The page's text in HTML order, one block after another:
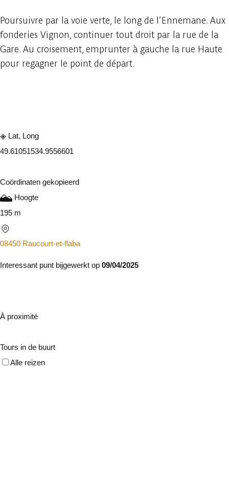
Poursuivre par la voie verte, le long de l’Ennemane. Aux
fonderies Vignon, continuer tout droit par la rue de la
Gare. Au croisement, emprunter à gauche la rue Haute
pour regagner le point de départ.
Lat, Long
49.61051534.9556601
Coördinaten gekopieerd
Hoogte
195 m
08450 Raucourt-et-flaba
Interessant punt bijgewerkt op 09/04/2025
À proximité
Tours in de buurt
Alle reizen